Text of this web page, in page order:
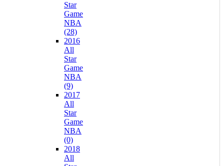
Star
Game
NBA
(28)
2016
All
Star
Game
NBA
(9)
2017
All
Star
Game
NBA
(0)
2018
All